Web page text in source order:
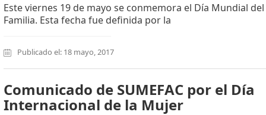
Este viernes 19 de mayo se conmemora el Día Mundial
Familia. Esta fecha fue definida por la
Publicado el: 18 mayo, 2017
Comunicado de SUMEFAC por el Día
Internacional de la Mujer